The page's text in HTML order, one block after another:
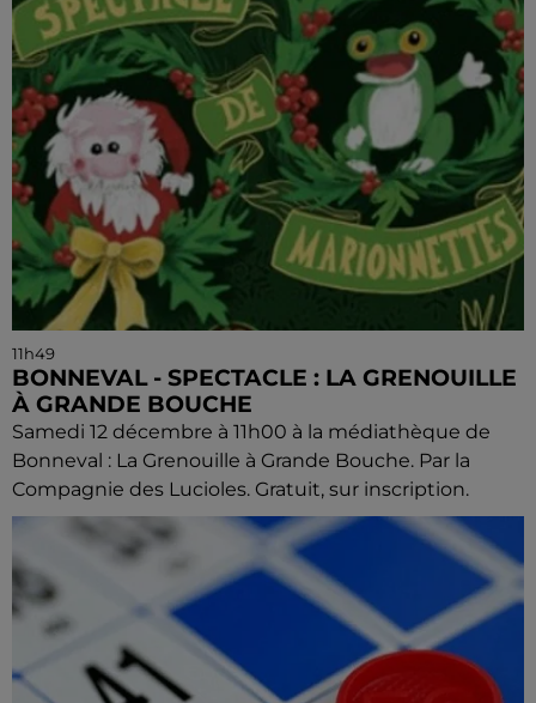
11h49
BONNEVAL - SPECTACLE : LA GRENOUILLE
À GRANDE BOUCHE
Samedi 12 décembre à 11h00 à la médiathèque de
Bonneval : La Grenouille à Grande Bouche. Par la
Compagnie des Lucioles. Gratuit, sur inscription.